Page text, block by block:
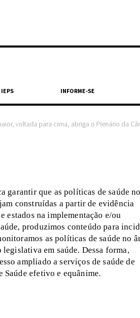
INFORME-SE
voltada para cima, abriga o Plenário da
garantir que as políticas de saúde no
construídas a partir de evidência
estados na implementação e/ou
produzimos conteúdo para
as políticas de saúde no
em saúde. Dessa forma,
ampliado a serviços de saúde de
Saúde efetivo e equânime.